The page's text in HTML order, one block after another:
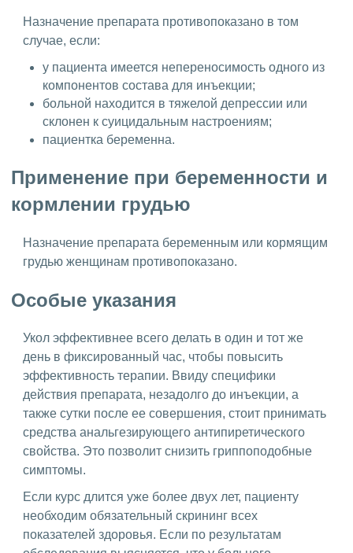
Назначение препарата противопоказано в том
случае, если:
у пациента имеется непереносимость одного из
компонентов состава для инъекции;
больной находится в тяжелой депрессии или
склонен к суицидальным настроениям;
пациентка беременна.
Применение при беременности и
кормлении грудью
Назначение препарата беременным или кормящим
грудью женщинам противопоказано.
Особые указания
Укол эффективнее всего делать в один и тот же
день в фиксированный час, чтобы повысить
эффективность терапии. Ввиду специфики
действия препарата, незадолго до инъекции, а
также сутки после ее совершения, стоит принимать
средства анальгезирующего антипиретического
свойства. Это позволит снизить гриппоподобные
симптомы.
Если курс длится уже более двух лет, пациенту
необходим обязательный скрининг всех
показателей здоровья. Если по результатам